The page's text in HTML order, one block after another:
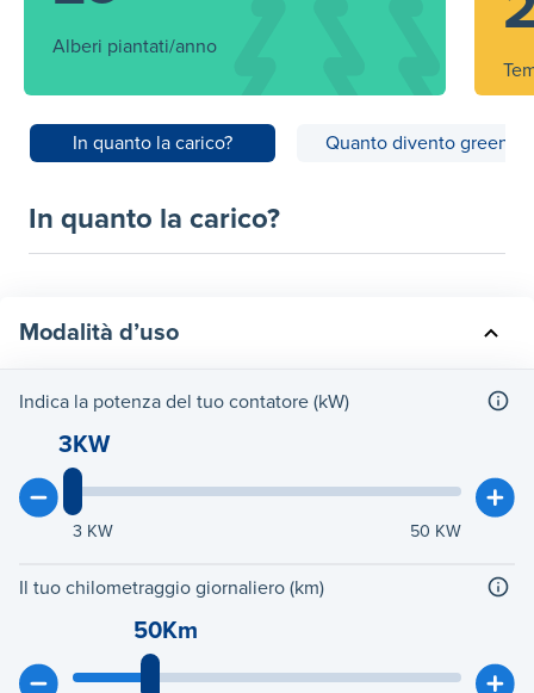
Alberi piantati/anno
In quanto la carico? Quanto divento green?
In quanto la carico?
Modalità d’uso
Indica la potenza del tuo contatore (kW)
3KW
3 KW 50 KW
Il tuo chilometraggio giornaliero (km)
50Km